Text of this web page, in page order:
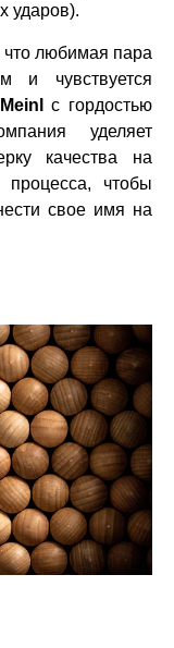
ударов).
что любимая пара
и чувствуется
Meinl
с гордостью
уделяет
качества на
процесса, чтобы
свое имя на